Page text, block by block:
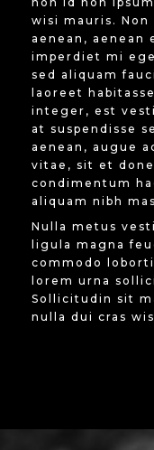
wisi mauris.
aenean,
imperdiet mi
sed aliquam
laoreet
integer, est
at suspendisse
aenean, augue
vitae, sit et
condimentum
aliquam nibh
Nulla metus
ligula magna
commodo
lorem urna
Sollicitudin sit
nulla dui cras